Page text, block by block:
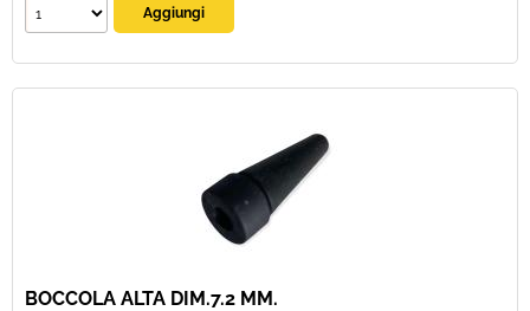
BOCCOLA ALTA DIM.7.2 MM.